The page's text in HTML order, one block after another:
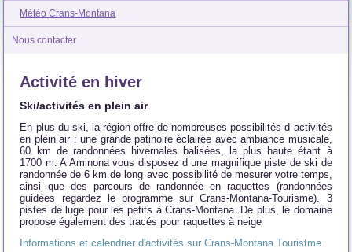
Météo Crans-Montana
Nous contacter
Activité en hiver
Ski/activités en plein air
En plus du ski, la région offre de nombreuses possibilités d activités
en plein air : une grande patinoire éclairée avec ambiance musicale,
60 km de randonnées hivernales balisées, la plus haute étant à
1700 m. A Aminona vous disposez d une magnifique piste de ski de
randonnée de 6 km de long avec possibilité de mesurer votre temps,
ainsi que des parcours de randonnée en raquettes (randonnées
guidées regardez le programme sur Crans-Montana-Tourisme). 3
pistes de luge pour les petits à Crans-Montana. De plus, le domaine
propose également des tracés pour raquettes à neige
Informations et calendrier d'activités sur Crans-Montana Touristme